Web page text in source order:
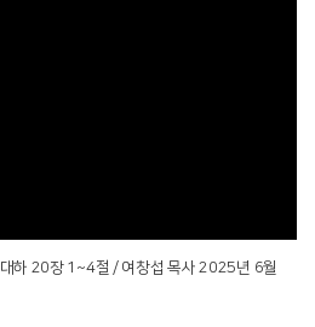
하 20장 1~4절 / 여창섭 목사 2025년 6월